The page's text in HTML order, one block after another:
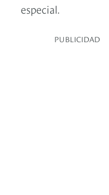
especial.
PUBLICIDAD